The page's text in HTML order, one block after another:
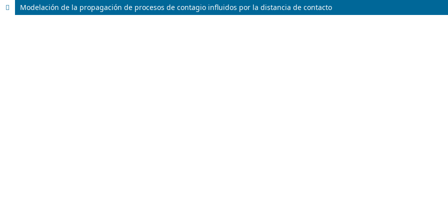
Modelación de la propagación de procesos de contagio influidos por la distancia de contacto